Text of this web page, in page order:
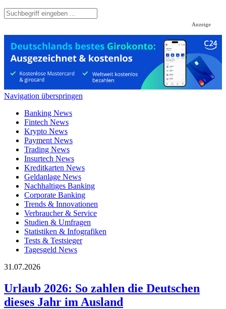
Anzeige
Navigation überspringen
Banking News
Fintech News
Krypto News
Payment News
Trading News
Insurtech News
Kreditkarten News
Geldanlage News
Nachhaltiges Banking
Corporate Banking
Trends & Innovationen
Verbraucher & Service
Studien & Umfragen
Statistiken & Infografiken
Tests & Testsieger
Tagesgeld News
31.07.2026
Urlaub 2026: So zahlen die Deutschen
dieses Jahr im Ausland